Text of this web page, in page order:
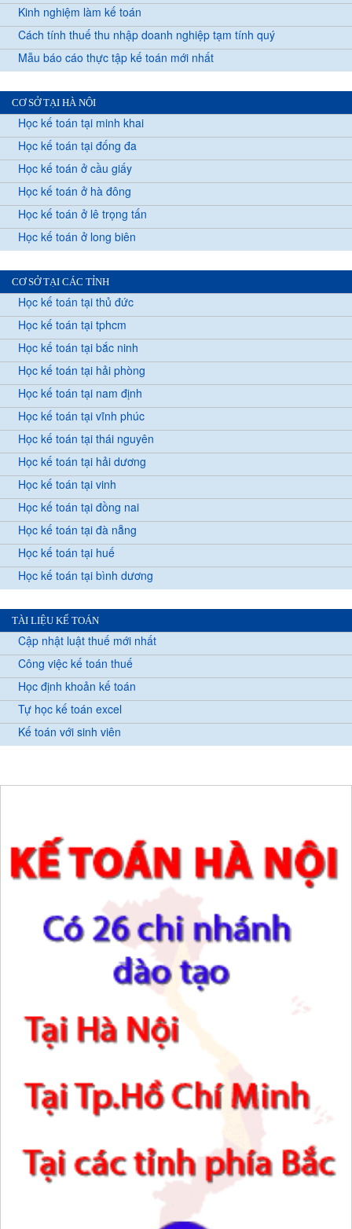
Kinh nghiệm làm kế toán
Cách tính thuế thu nhập doanh nghiệp tạm tính quý
Mẫu báo cáo thực tập kế toán mới nhất
CƠ SỞ TẠI HÀ NỘI
Học kế toán tại minh khai
Học kế toán tại đống đa
Học kế toán ở cầu giấy
Học kế toán ở hà đông
Học kế toán ở lê trọng tấn
Học kế toán ở long biên
CƠ SỞ TẠI CÁC TỈNH
Học kế toán tại thủ đức
Học kế toán tại tphcm
Học kế toán tại bắc ninh
Học kế toán tại hải phòng
Học kế toán tại nam định
Học kế toán tại vĩnh phúc
Học kế toán tại thái nguyên
Học kế toán tại hải dương
Học kế toán tại vinh
Học kế toán tại đồng nai
Học kế toán tại đà nẵng
Học kế toán tại huế
Học kế toán tại bình dương
TÀI LIỆU KẾ TOÁN
Cập nhật luật thuế mới nhất
Công việc kế toán thuế
Học định khoản kế toán
Tự học kế toán excel
Kế toán với sinh viên